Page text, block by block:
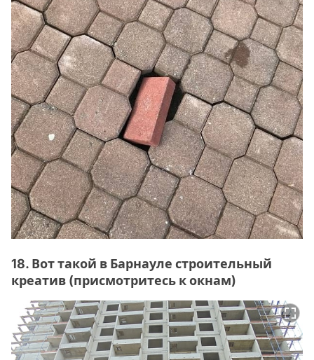
18. Вот такой в Барнауле строительный
креатив (присмотритесь к окнам)